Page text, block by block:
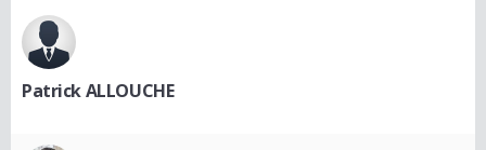
Patrick ALLOUCHE